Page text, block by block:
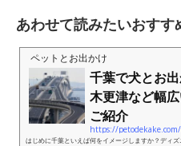
あわせて読みたいおすす
ペットとお出かけ
千葉で犬とお
木更津など幅
ご紹介
https://
はじめに千葉といえば何をイメージしますか？ディ